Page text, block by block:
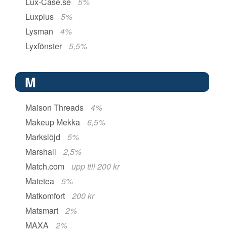
Luxplus
5%
Lysman
4%
Lyxfönster
5,5%
M
Maison Threads
4%
Makeup Mekka
6,5%
Markslöjd
5%
Marshall
2,5%
Match.com
upp till 200 kr
Matetea
5%
Matkomfort
200 kr
Matsmart
2%
MAXA
2%